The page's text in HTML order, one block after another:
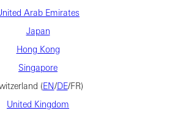
Arab Emirates
Japan
Hong Kong
Singapore
(EN/DE/FR)
United Kingdom